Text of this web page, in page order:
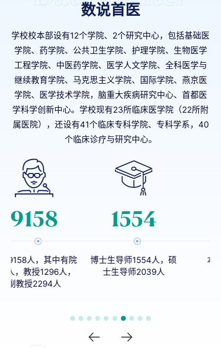
数说首医
学校校本部设有12个学院、2个研究中心，包括基础医
学院、药学院、公共卫生学院、护理学院、生物医学
工程学院、中医药学院、医学人文学院、全科医学与
继续教育学院、马克思主义学院、国际学院、燕京医
学院、医学技术学院，脑重大疾病研究中心、首都医
学科学创新中心。学校现有23所临床医学院（22所附
属医院），还设有41个临床专科学院、专科学系，40
个临床诊疗与研究中心。
1507
博士生导师1554人，硕
士生导师2039人
26
本科专业27个